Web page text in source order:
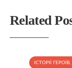
Related
ІСТОРІЇ ГЕРОЇВ,